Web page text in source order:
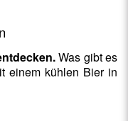
Was gibt es
einem kühlen Bier in